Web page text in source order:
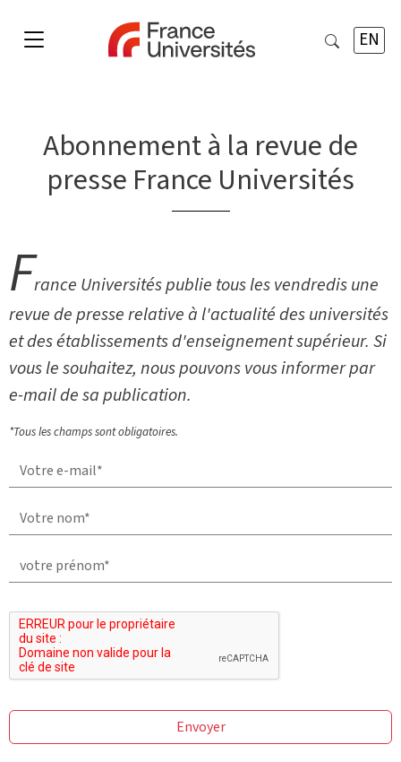
EN
Abonnement à la revue de
presse France Universités
France Universités publie tous les vendredis une
revue de presse relative à l'actualité des universités
et des établissements d'enseignement supérieur. Si
vous le souhaitez, nous pouvons vous informer par
e-mail de sa publication.
*Tous les champs sont obligatoires.